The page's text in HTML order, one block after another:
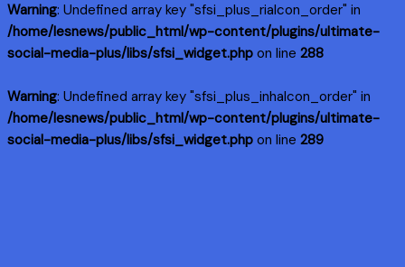
Warning: Undefined array key "sfsi_plus_riaIcon_order" in
/home/lesnews/public_html/wp-content/plugins/ultimate-
social-media-plus/libs/sfsi_widget.php on line 288
Warning: Undefined array key "sfsi_plus_inhaIcon_order" in
/home/lesnews/public_html/wp-content/plugins/ultimate-
social-media-plus/libs/sfsi_widget.php on line 289